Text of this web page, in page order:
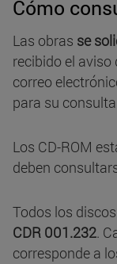
Cómo
Las obras se
recibido el
correo
para su
Los CD-ROM
deben
Todos los
CDR 001.232.
corresponde a